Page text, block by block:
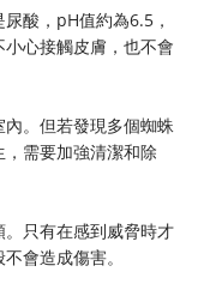
酸，pH值約為6.5，
心接觸皮膚，也不會
。但若發現多個蜘蛛
需要加強清潔和除
只有在感到威脅時才
會造成傷害。